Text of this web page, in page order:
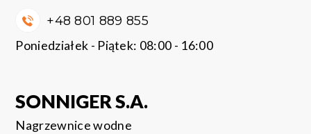
SONNIGER S.A.
Nagrzewnice wodne
+48 801 889 855
Poniedziałek - Piątek: 08:00 - 16:00